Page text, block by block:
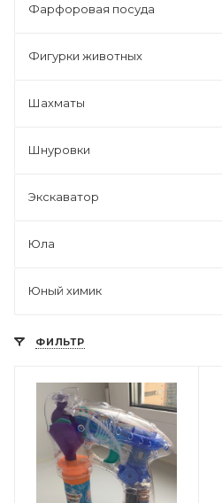
Фарфоровая посуда
Фигурки животных
Шахматы
Шнуровки
Экскаватор
Юла
Юный химик
ФИЛЬТР